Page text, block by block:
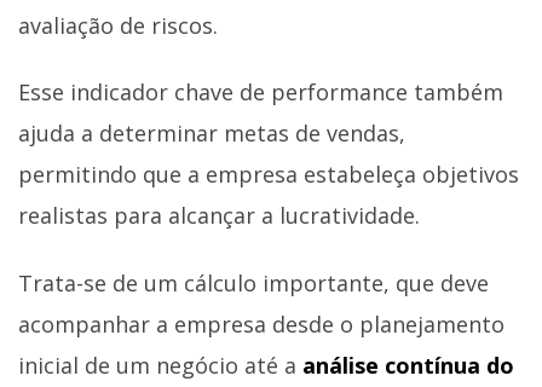
avaliação de riscos.
Esse indicador chave de performance também
ajuda a determinar metas de vendas,
permitindo que a empresa estabeleça objetivos
realistas para alcançar a lucratividade.
Trata-se de um cálculo importante, que deve
acompanhar a empresa desde o planejamento
inicial de um negócio até a análise contínua do